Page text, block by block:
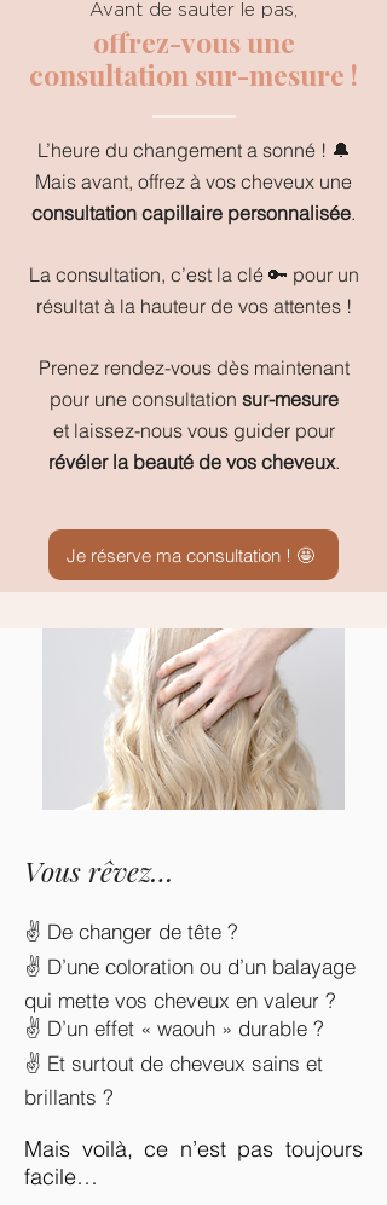
​Avant de sauter le pas,
offrez-vous une
consultation sur-mesure !
L’heure du changement a sonné ! 🔔
Mais avant, offrez à vos cheveux une
consultation capillaire personnalisée.
La consultation, c’est la clé 🔑 pour un
résultat à la hauteur de vos attentes !
Prenez rendez-vous dès maintenant
pour une consultation sur-mesure
et laissez-nous vous guider pour
révéler la beauté de vos cheveux.
Je réserve ma consultation ! 🤩
Vous rêvez…
✌️ De changer de tête ?
✌️ D’une coloration ou d’un balayage
qui mette vos cheveux en valeur ?
✌️ D’un effet « waouh » durable ?
✌️ Et surtout de cheveux sains et
brillants ?
Mais voilà, ce n’est pas toujours
facile…